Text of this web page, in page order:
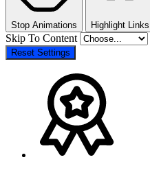
Stop Animations Highlight Links
Skip To Content
Reset Settings